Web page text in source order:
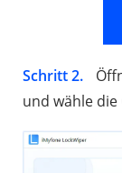
Schritt 2.
und wähle die